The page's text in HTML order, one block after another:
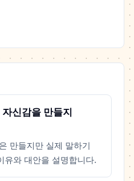
신감을 만들지
만들지만 실제 말하기
유와 대안을 설명합니다.